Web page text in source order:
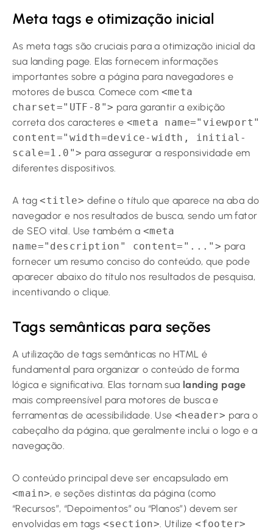
Meta tags e otimização inicial
As meta tags são cruciais para a otimização inicial da
sua landing page. Elas fornecem informações
importantes sobre a página para navegadores e
motores de busca. Comece com <meta
charset="UTF-8"> para garantir a exibição
correta dos caracteres e <meta name="viewport"
content="width=device-width, initial-
scale=1.0"> para assegurar a responsividade em
diferentes dispositivos.
A tag<title> define o título que aparece na aba do
navegador e nos resultados de busca, sendo um fator
de SEO vital. Use também a <meta
name="description" content="..."> para
fornecer um resumo conciso do conteúdo, que pode
aparecer abaixo do título nos resultados de pesquisa,
incentivando o clique.
Tags semânticas para seções
A utilização de tags semânticas no HTML é
fundamental para organizar o conteúdo de forma
lógica e significativa. Elas tornam sua landing page
mais compreensível para motores de busca e
ferramentas de acessibilidade. Use <header> para o
cabeçalho da página, que geralmente inclui o logo e a
navegação.
O conteúdo principal deve ser encapsulado em
<main>, e seções distintas da página (como
“Recursos”, “Depoimentos” ou “Planos”) devem ser
envolvidas em tags <section> . Utilize<footer>